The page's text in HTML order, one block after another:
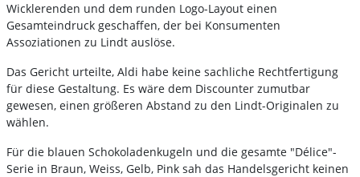
Wicklerenden und dem runden Logo-Layout einen
Gesamteindruck geschaffen, der bei Konsumenten
Assoziationen zu Lindt auslöse.
Das Gericht urteilte, Aldi habe keine sachliche Rechtfertigung
für diese Gestaltung. Es wäre dem Discounter zumutbar
gewesen, einen größeren Abstand zu den Lindt-Originalen zu
wählen.
Für die blauen Schokoladenkugeln und die gesamte "Délice"-
Serie in Braun, Weiss, Gelb, Pink sah das Handelsgericht keinen